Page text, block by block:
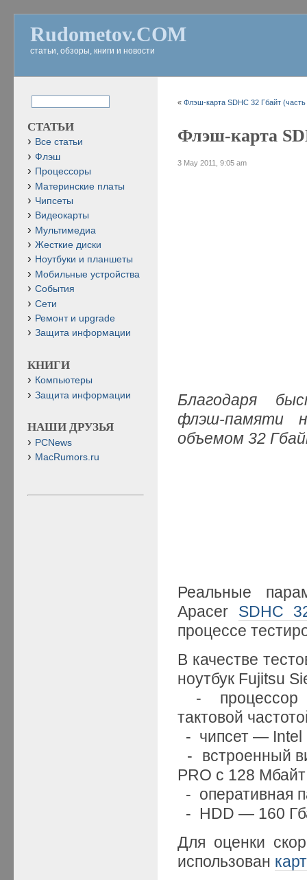
Rudometov.COM
статьи, обзоры, книги и новости
«Флэш-карта SDHC 32 Гбайт
Флэш-карта
3 May 2011, 9:05 am
Благодаря
флэш-памяти
объемом 32
Реальные
Apacer SDHC
процессе
В качестве
ноутбук Fujitsu
- процессор
тактовой
- чипсет — Intel
- встроенный
PRO c 128
- оперативная
- HDD — 160
Для оценки
использован
СТАТЬИ
Все статьи
Флэш
Процессоры
Материнские платы
Чипсеты
Видеокарты
Мультимедиа
Жесткие диски
Ноутбуки и планшеты
Мобильные устройства
События
Сети
Ремонт и upgrade
Защита информации
КНИГИ
Компьютеры
Защита информации
НАШИ ДРУЗЬЯ
PCNews
MacRumors.ru